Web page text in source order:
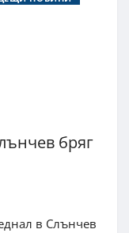
бряг
в Слънчев